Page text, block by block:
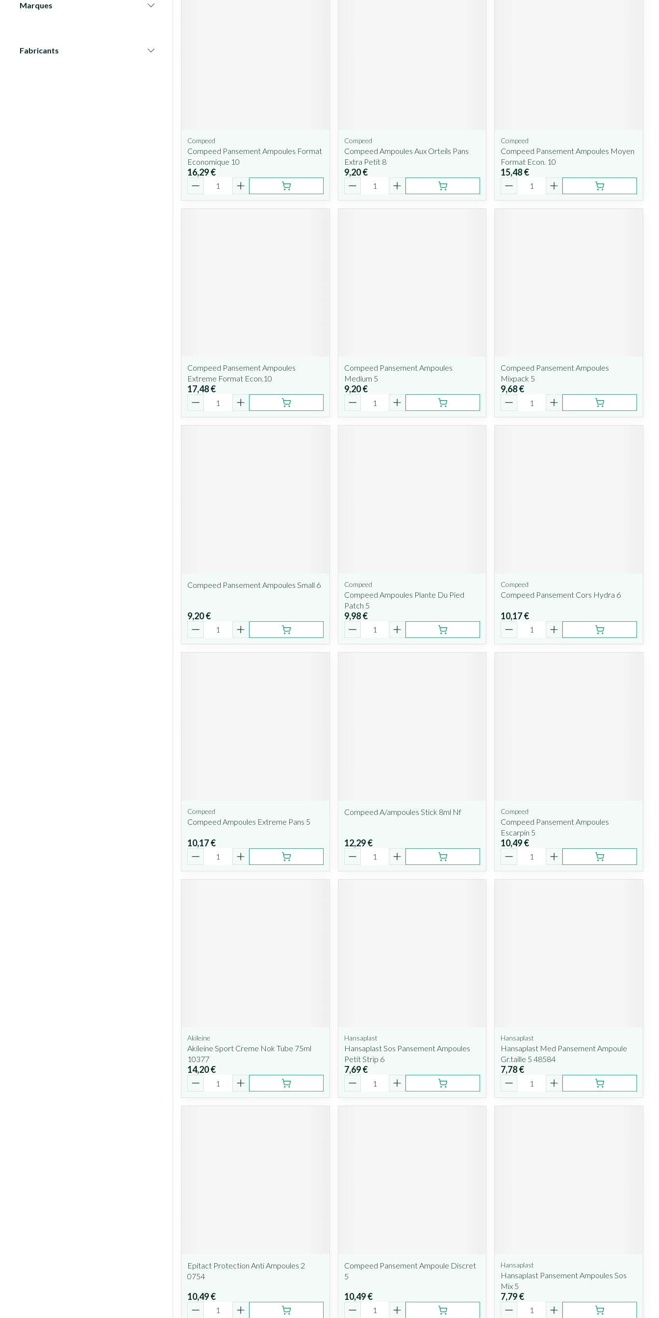
Marques
Fabricants
Compeed
Compeed Pansement Ampoules Format
Economique 10
16,29 €
Quantité
Compeed
Compeed Ampoules Aux Orteils Pans
Extra Petit 8
9,20 €
Quantité
Compeed
Compeed Pansement Ampoules Moyen
Format Econ. 10
15,48 €
Quantité
Compeed Pansement Ampoules
Extreme Format Econ.10
17,48 €
Quantité
Compeed Pansement Ampoules
Medium 5
9,20 €
Quantité
Compeed Pansement Ampoules
Mixpack 5
9,68 €
Quantité
Compeed Pansement Ampoules Small 6
9,20 €
Quantité
Compeed
Compeed Ampoules Plante Du Pied
Patch 5
9,98 €
Quantité
Compeed
Compeed Pansement Cors Hydra 6
10,17 €
Quantité
Compeed
Compeed Ampoules Extreme Pans 5
10,17 €
Quantité
Compeed A/ampoules Stick 8ml Nf
12,29 €
Quantité
Compeed
Compeed Pansement Ampoules
Escarpin 5
10,49 €
Quantité
Akileine
Akileine Sport Creme Nok Tube 75ml
10377
14,20 €
Quantité
Hansaplast
Hansaplast Sos Pansement Ampoules
Petit Strip 6
7,69 €
Quantité
Hansaplast
Hansaplast Med Pansement Ampoule
Gr.taille 5 48584
7,78 €
Quantité
Epitact Protection Anti Ampoules 2
0754
10,49 €
Quantité
Compeed Pansement Ampoule Discret
5
10,49 €
Quantité
Hansaplast
Hansaplast Pansement Ampoules Sos
Mix 5
7,79 €
Quantité